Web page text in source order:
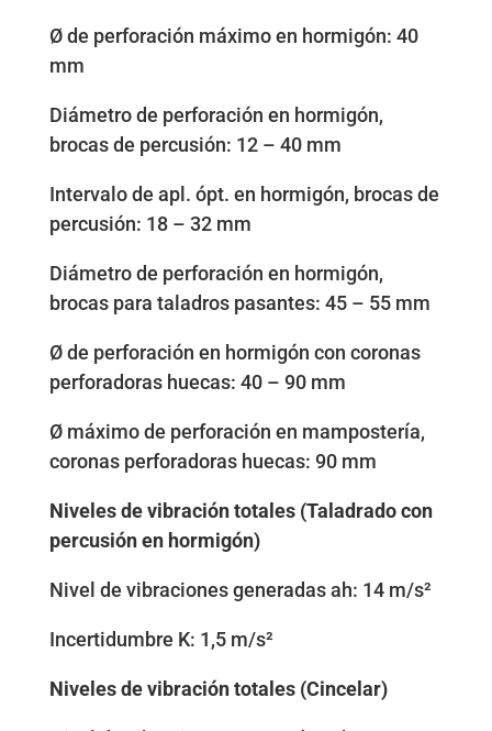
Ø de perforación máximo en hormigón: 40
mm
Diámetro de perforación en hormigón,
brocas de percusión: 12 – 40 mm
Intervalo de apl. ópt. en hormigón, brocas de
percusión: 18 – 32 mm
Diámetro de perforación en hormigón,
brocas para taladros pasantes: 45 – 55 mm
Ø de perforación en hormigón con coronas
perforadoras huecas: 40 – 90 mm
Ø máximo de perforación en mampostería,
coronas perforadoras huecas: 90 mm
Niveles de vibración totales (Taladrado con
percusión en hormigón)
Nivel de vibraciones generadas ah: 14 m/s²
Incertidumbre K: 1,5 m/s²
Niveles de vibración totales (Cincelar)